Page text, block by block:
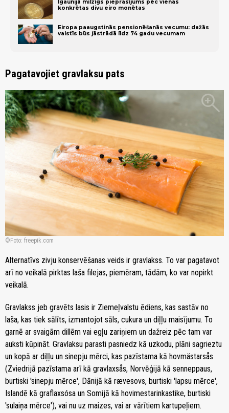
Igaunijā milzīgs pieprasījums pēc vienas
konkrētas divu eiro monētas
Eiropa paaugstinās pensionēšanās vecumu: dažās
valstīs būs jāstrādā līdz 74 gadu vecumam
Pagatavojiet gravlaksu pats
zoom_in
Foto: freepik.com
Alternatīvs zivju konservēšanas veids ir gravlakss. To var pagatavot
arī no veikalā pirktas laša filejas, piemēram, tādām, ko var nopirkt
veikalā.
Gravlakss jeb gravēts lasis ir Ziemeļvalstu ēdiens, kas sastāv no
laša, kas tiek sālīts, izmantojot sāls, cukura un diļļu maisījumu. To
garnē ar svaigām dillēm vai egļu zariņiem un dažreiz pēc tam var
auksti kūpināt. Gravlaksu parasti pasniedz kā uzkodu, plāni sagrieztu
un kopā ar diļļu un sinepju mērci, kas pazīstama kā hovmästarsås
(Zviedrijā pazīstama arī kā gravlaxsås, Norvēģijā kā senneppaus,
burtiski 'sinepju mērce', Dānijā kā rævesovs, burtiski 'lapsu mērce',
Islandē kā graflaxsósa un Somijā kā hovimestarinkastike, burtiski
'sulaiņa mērce'), vai nu uz maizes, vai ar vārītiem kartupeļiem.